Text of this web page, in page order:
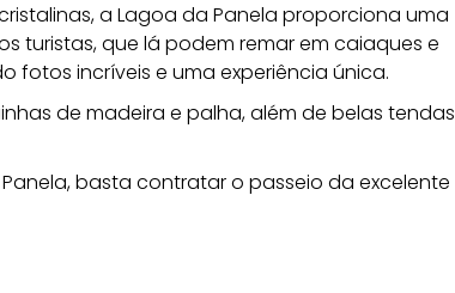
a Lagoa da Panela proporciona uma
turistas, que lá podem remar em caiaques e
fotos incríveis e uma experiência única.
de madeira e palha, além de belas tendas
basta contratar o passeio da excelente